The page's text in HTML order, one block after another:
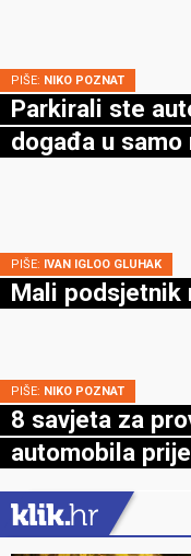
PIŠE: NIKO POZNAT
Parkirali ste
događa u
PIŠE: IVAN IGLOO GLUHAK
Mali podsjetnik
PIŠE: NIKO POZNAT
8 savjeta za
automobila